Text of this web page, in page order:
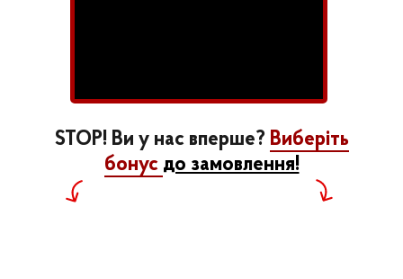
STOP! Ви у нас вперше? Виберіть
бонус до замовлення!